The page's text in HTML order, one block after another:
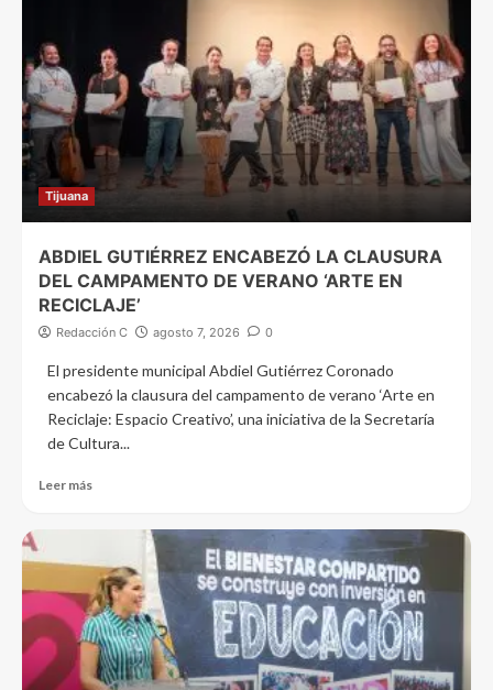
Tijuana
ABDIEL GUTIÉRREZ ENCABEZÓ LA CLAUSURA
DEL CAMPAMENTO DE VERANO ‘ARTE EN
RECICLAJE’
Redacción C agosto 7, 2026 0
El presidente municipal Abdiel Gutiérrez Coronado
encabezó la clausura del campamento de verano ‘Arte en
Reciclaje: Espacio Creativo’, una iniciativa de la Secretaría
de Cultura...
Leer más